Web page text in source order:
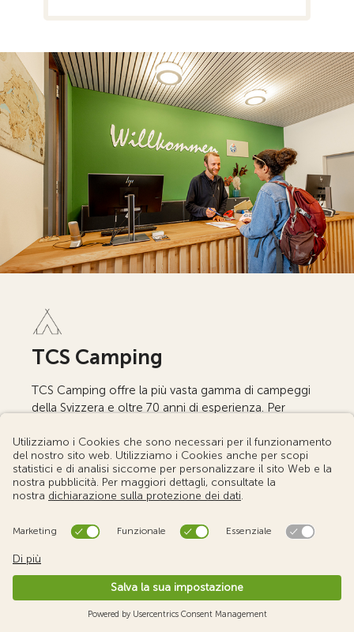
TCS Camping
TCS Camping offre la più vasta gamma di campeggi
della Svizzera e oltre 70 anni di esperienza. Per
comfort e del piacere in Svizzera.
FAQ domande frequenti
Notizie e attualità
Posti vacanti
Su di noi